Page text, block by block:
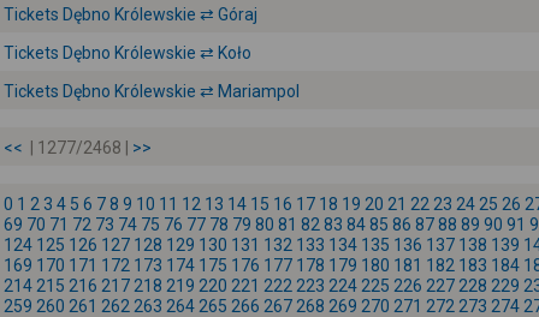
Tickets Dębno Królewskie ⇄ Góraj
Tickets Dębno Królewskie ⇄ Koło
Tickets Dębno Królewskie ⇄ Mariampol
<< | 1277/2468 | >>
0 1 2 3 4 5 6 78 9 10 11 12 13 14 15 16 17 18 19 20 21 22 23 24 25 26
69 70 71 72 73 74 75 76 77 78 79 80 81 82 83 8485 86 8788 89 90 91
124 125 126 127 128 129 130 131 132 133 134 135 136 137 138 139
169 170 171 172 173 174 175 176 177 178 179 180 181 182 183 184
214 215 216 217 218 219 220 221 222 223 224 225 226 227 228 229
259 260 261 262 263 264 265 266 267 268 269 270 271 272 273 274